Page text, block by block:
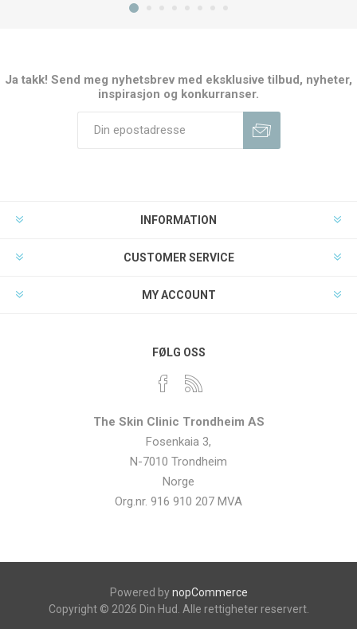
Ja takk! Send meg nyhetsbrev med eksklusive tilbud, nyheter,
inspirasjon og konkurranser.
INFORMATION
CUSTOMER SERVICE
MY ACCOUNT
FØLG OSS
The Skin Clinic Trondheim AS
Fosenkaia 3,
N-7010 Trondheim
Norge
Org.nr. 916 910 207 MVA
Powered bynopCommerce
Copyright © 2026 Din Hud. Alle rettigheter reservert.